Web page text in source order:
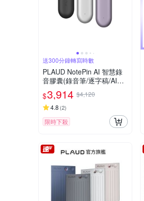
送300分鐘轉寫時數
PLAUD NotePin AI 智慧錄
音膠囊(錄音筆/逐字稿/AI會
議總結/可穿戴)
$3,914 $4,120
4.8 (2)
限時下殺